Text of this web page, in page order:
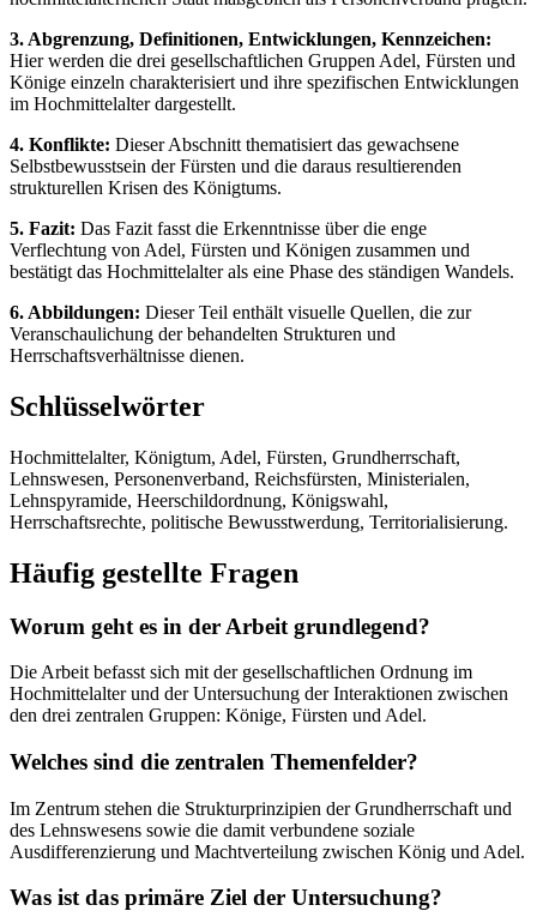
3. Abgrenzung, Definitionen, Entwicklungen, Kennzeichen:
Hier werden die drei gesellschaftlichen Gruppen Adel, Fürsten und
Könige einzeln charakterisiert und ihre spezifischen Entwicklungen
im Hochmittelalter dargestellt.
4. Konflikte: Dieser Abschnitt thematisiert das gewachsene
Selbstbewusstsein der Fürsten und die daraus resultierenden
strukturellen Krisen des Königtums.
5. Fazit: Das Fazit fasst die Erkenntnisse über die enge
Verflechtung von Adel, Fürsten und Königen zusammen und
bestätigt das Hochmittelalter als eine Phase des ständigen Wandels.
6. Abbildungen: Dieser Teil enthält visuelle Quellen, die zur
Veranschaulichung der behandelten Strukturen und
Herrschaftsverhältnisse dienen.
Schlüsselwörter
Hochmittelalter, Königtum, Adel, Fürsten, Grundherrschaft,
Lehnswesen, Personenverband, Reichsfürsten, Ministerialen,
Lehnspyramide, Heerschildordnung, Königswahl,
Herrschaftsrechte, politische Bewusstwerdung, Territorialisierung.
Häufig gestellte Fragen
Worum geht es in der Arbeit grundlegend?
Die Arbeit befasst sich mit der gesellschaftlichen Ordnung im
Hochmittelalter und der Untersuchung der Interaktionen zwischen
den drei zentralen Gruppen: Könige, Fürsten und Adel.
Welches sind die zentralen Themenfelder?
Im Zentrum stehen die Strukturprinzipien der Grundherrschaft und
des Lehnswesens sowie die damit verbundene soziale
Ausdifferenzierung und Machtverteilung zwischen König und Adel.
Was ist das primäre Ziel der Untersuchung?